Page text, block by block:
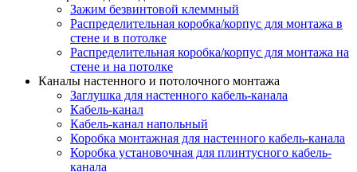
Зажим безвинтовой клеммный
Распределительная коробка/корпус для монтажа в
стене и в потолке
Распределительная коробка/корпус для монтажа на
стене и на потолке
Каналы настенного и потолочного монтажа
Заглушка для настенного кабель-канала
Кабель-канал
Кабель-канал напольный
Коробка монтажная для настенного кабель-канала
Коробка установочная для плинтусного кабель-
канала